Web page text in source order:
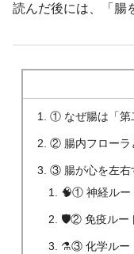
読んだ後には、「腸
① なぜ腸は「第
② 腸内フローラ
③ 腸が心を左右
🧠① 神経ルー
🛡② 免疫ルー
⚗③ 化学ルー